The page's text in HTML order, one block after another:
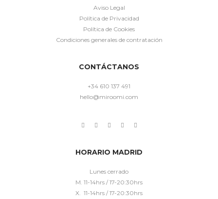
Aviso Legal
Política de Privacidad
Política de Cookies
Condiciones generales de contratación
CONTÁCTANOS
+34 610 137 491
hello@miroomi.com
HORARIO MADRID
Lunes cerrado
M. 11-14hrs / 17-20:30hrs
X. 11-14hrs / 17-20:30hrs